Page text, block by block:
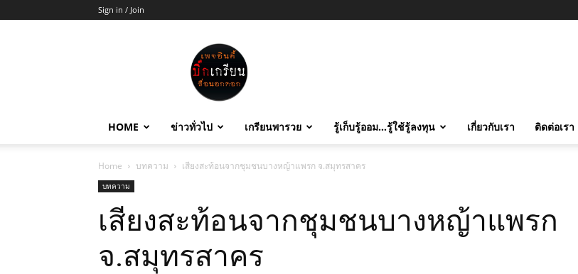
Sign in / Join
บิ๊ก
เกรียน
HOME ข่าวทั่วไป เกรียนพารวย รู้เก็บรู้ออม…รู้ใช้รู้ลงทุน เกี่ยวกับเรา ติดต่อเรา
Home บทความ เสียงสะท้อนจากชุมชนบางหญ้าแพรก จ.สมุทรสาคร
บทความ
เสียงสะท้อนจากชุมชนบางหญ้าแพรก
จ.สมุทรสาคร